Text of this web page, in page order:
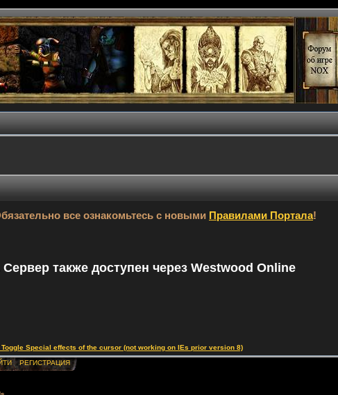
все ознакомьтесь с новыми Правилами Портала!
также доступен через Westwood Online
Special effects of the cursor (not working on IEs prior version 8)
РЕГИСТРАЦИЯ